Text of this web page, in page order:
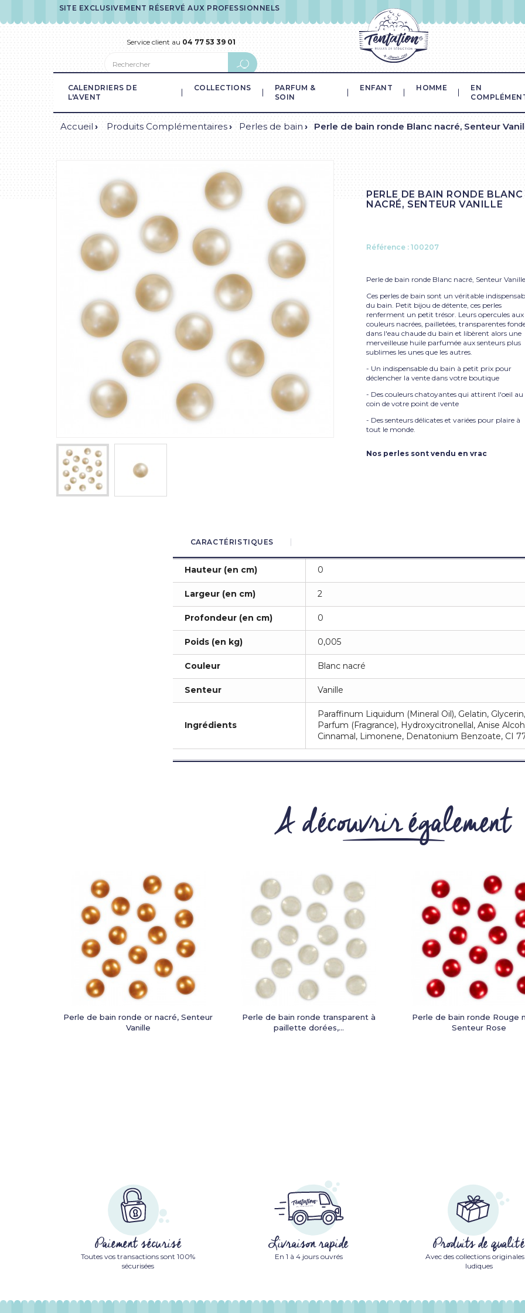
SITE EXCLUSIVEMENT RÉSERVÉ AUX PROFESSIONNELS
Service client au 04 77 53 39 01
CALENDRIERS DE
L'AVENT
COLLECTIONS
PARFUM &
SOIN
ENFANT HOMME
EN
Accueil Produits Complémentaires Perles de bain Perle de bain ronde Blanc nacré, Senteur
PERLE DE BAIN RONDE BLANC
NACRÉ, SENTEUR VANILLE
Référence : 100207
Perle de bain ronde Blanc nacré, Senteur Vanille
Ces perles de bain sont un véritable
du bain. Petit bijou de détente, ces perles
renferment un petit trésor. Leurs opercules aux
couleurs nacrées, pailletées, transparentes
dans l'eau chaude du bain et libèrent alors une
merveilleuse huile parfumée aux senteurs plus
sublimes les unes que les autres.
- Un indispensable du bain à petit prix pour
déclencher la vente dans votre boutique
- Des couleurs chatoyantes qui attirent l'oeil au
coin de votre point de vente
- Des senteurs délicates et variées pour plaire à
tout le monde.
Nos perles sont vendu en vrac
CARACTÉRISTIQUES
Hauteur (en cm) 0
Largeur (en cm) 2
Profondeur (en cm) 0
Poids (en kg) 0,005
Couleur Blanc nacré
Senteur Vanille
Ingrédients
Paraffinum Liquidum (Mineral Oil), Gelatin,
Parfum (Fragrance), Hydroxycitronellal, Anise
Cinnamal, Limonene, Denatonium Benzoate, CI
A découvrir également
Perle de bain ronde or nacré, Senteur
Vanille
Perle de bain ronde transparent à
paillette dorées,...
Perle de bain ronde Rouge
Senteur Rose
Paiement sécurisé
Toutes vos transactions sont 100%
sécurisées
Livraison rapide
En 1 à 4 jours ouvrés
Produits de qualité
Avec des collections
ludiques